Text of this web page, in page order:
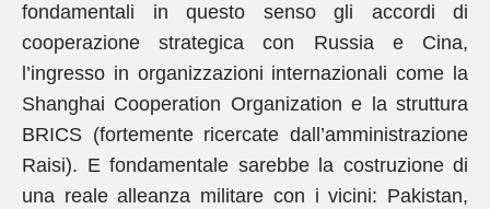
fondamentali in questo senso gli accordi di
cooperazione strategica con Russia e Cina,
l’ingresso in organizzazioni internazionali come la
Shanghai Cooperation Organization e la struttura
BRICS (fortemente ricercate dall’amministrazione
Raisi). E fondamentale sarebbe la costruzione di
una reale alleanza militare con i vicini: Pakistan,